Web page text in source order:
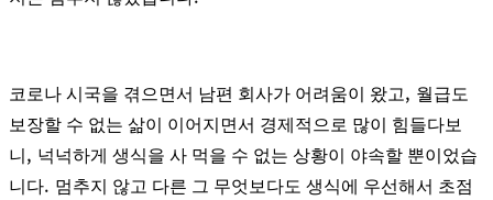
코로나 시국을 겪으면서 남편 회사가 어려움이 왔고, 월급도
보장할 수 없는 삶이 이어지면서 경제적으로 많이 힘들다보
니, 넉넉하게 생식을 사 먹을 수 없는 상황이 야속할 뿐이었습
니다. 멈추지 않고 다른 그 무엇보다도 생식에 우선해서 초점